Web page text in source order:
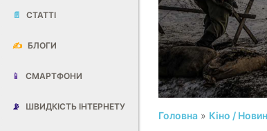
📄 СТАТТІ
✍️ БЛОГИ
📱 СМАРТФОНИ
📡 ШВИДКІСТЬ ІНТЕРНЕТУ
Головна » Кіно /